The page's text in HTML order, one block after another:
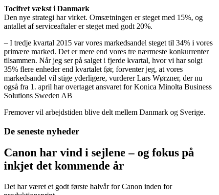
Tocifret vækst i Danmark
Den nye strategi har virket. Omsætningen er steget med 15%, og
antallet af serviceaftaler er steget med godt 20%.
– I tredje kvartal 2015 var vores markedsandel steget til 34% i vores
primære marked. Det er mere end vores tre nærmeste konkurrenter
tilsammen. Når jeg ser på salget i fjerde kvartal, hvor vi har solgt
35% flere enheder end kvartalet før, forventer jeg, at vores
markedsandel vil stige yderligere, vurderer Lars Wørzner, der nu
også fra 1. april har overtaget ansvaret for Konica Minolta Business
Solutions Sweden AB
Fremover vil arbejdstiden blive delt mellem Danmark og Sverige.
De seneste nyheder
Canon har vind i sejlene – og fokus på
inkjet det kommende år
Det har været et godt første halvår for Canon inden for